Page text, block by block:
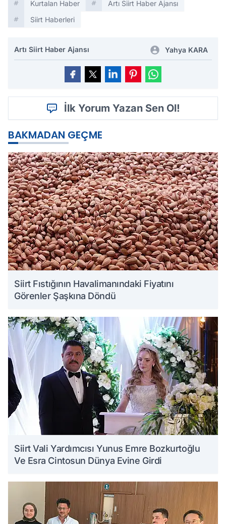
Kurtalan Haber
Artı Siirt Haber Ajansı
Siirt Haberleri
Artı Siirt Haber Ajansı Yahya KARA
İlk Yorum Yazan Sen Ol!
BAKMADAN GEÇME
Siirt Fıstığının Havalimanındaki Fiyatını
Görenler Şaşkına Döndü
Siirt Vali Yardımcısı Yunus Emre Bozkurtoğlu
Ve Esra Cintosun Dünya Evine Girdi